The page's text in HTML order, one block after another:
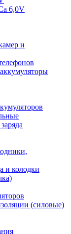
6,0V
и
и колодки
(силовые)